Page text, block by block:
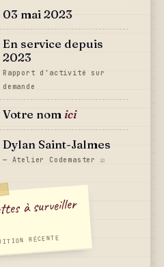
03 mai 2023
En service depuis
2023
Rapport d'activité sur
demande
Votre nom ici
Dylan Saint-Jalmes
— Atelier Codemaster ☑
à surveiller
RÉCENTE